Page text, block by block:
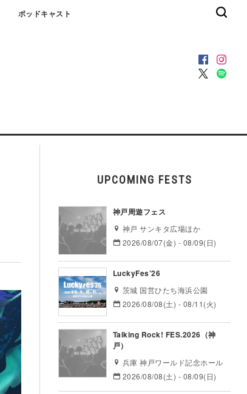
ポッドキャスト
UPCOMING FESTS
神戸周遊フェス
神戸 サンキタ広場ほか
2026/08/07(金) - 08/09(日)
LuckyFes’26
茨城 国営ひたち海浜公園
2026/08/08(土) - 08/11(火)
Talking Rock! FES.2026（神
戸）
兵庫 神戸ワールド記念ホール
2026/08/08(土) - 08/09(日)